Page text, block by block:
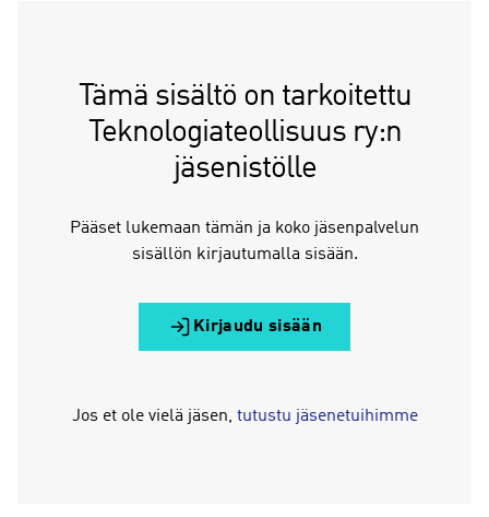
Tämä sisältö on tarkoitettu
Teknologiateollisuus ry:n
jäsenistölle
Pääset lukemaan tämän ja koko jäsenpalvelun
sisällön kirjautumalla sisään.
Kirjaudu sisään
Jos et ole vielä jäsen, tutustu jäsenetuihimme